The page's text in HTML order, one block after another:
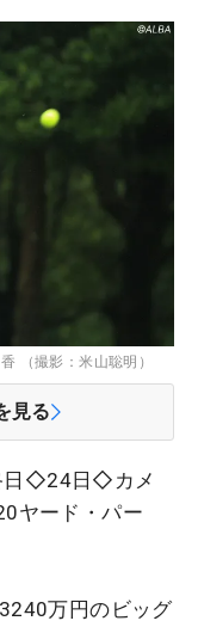
（撮影：米山聡明）
見る
◇24日◇カメ
ヤード・パー
万円のビッグ